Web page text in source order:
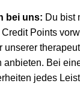
bei uns: Du bist
Points
unserer
anbieten. Bei
jedes